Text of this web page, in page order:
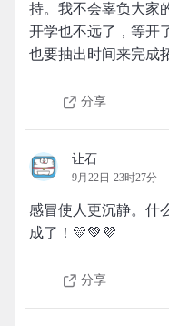
持。我不会辜负大家
开学也不远了，等开
也要抽出时间来完成
分享
让石
9月22日 23时27分
感冒使人更沉静。什
成了！💛💚💜
分享